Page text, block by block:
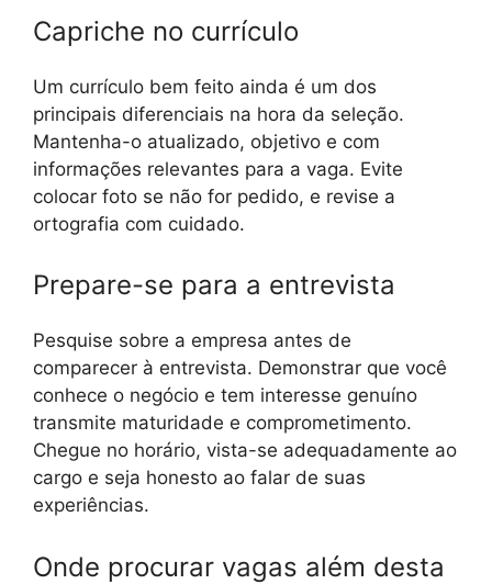
Capriche no currículo
Um currículo bem feito ainda é um dos
principais diferenciais na hora da seleção.
Mantenha-o atualizado, objetivo e com
informações relevantes para a vaga. Evite
colocar foto se não for pedido, e revise a
ortografia com cuidado.
Prepare-se para a entrevista
Pesquise sobre a empresa antes de
comparecer à entrevista. Demonstrar que você
conhece o negócio e tem interesse genuíno
transmite maturidade e comprometimento.
Chegue no horário, vista-se adequadamente ao
cargo e seja honesto ao falar de suas
experiências.
Onde procurar vagas além desta